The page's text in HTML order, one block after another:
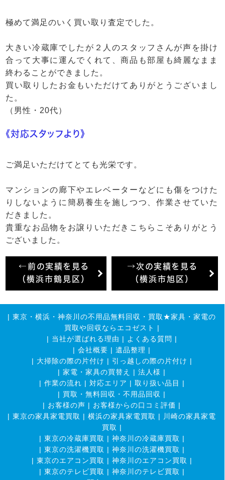
極めて満足のいく買い取り査定でした。
大きい冷蔵庫でしたが２人のスタッフさんが声を掛け
合って大事に運んでくれて、商品も部屋も綺麗なまま
終わることができました。
買い取りしたお金もいただけてありがとうございまし
た。
（男性・20代）
《対応スタッフより》
ご満足いただけてとても光栄です。
マンションの廊下やエレベーターなどにも傷をつけた
りしないように簡易養生を施しつつ、作業させていた
だきました。
貴重なお品物をお譲りいただきこちらこそありがとう
ございました。
←前の実績を見る
（横浜市鶴見区）
→次の実績を見る
（横浜市旭区）
| 東京・横浜・神奈川の不用品無料回収・買取★家具・家電の
買取や回収ならエコゼスト
|
| 当社が選ばれる理由 | よくある質問 |
| 会社概要 | 遺品整理 |
| 大掃除の際の片付け | 引っ越しの際の片付け |
| 家電・家具の買替え | 法人様 |
| 作業の流れ | 対応エリア | 取り扱い品目
|
| 買取・無料回収・不用品回収 |
| お客様の声 | お客様からの口コミ評価 |
| 東京の家具家電買取 | 横浜の家具家電買取 | 川崎の家具家電
買取 |
| 東京の冷蔵庫買取 | 神奈川の冷蔵庫買取 |
| 東京の洗濯機買取 | 神奈川の洗濯機買取 |
| 東京のエアコン買取 | 神奈川のエアコン買取 |
| 東京のテレビ買取 | 神奈川のテレビ買取 |